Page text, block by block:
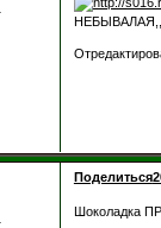
Поделиться
Шоколадка